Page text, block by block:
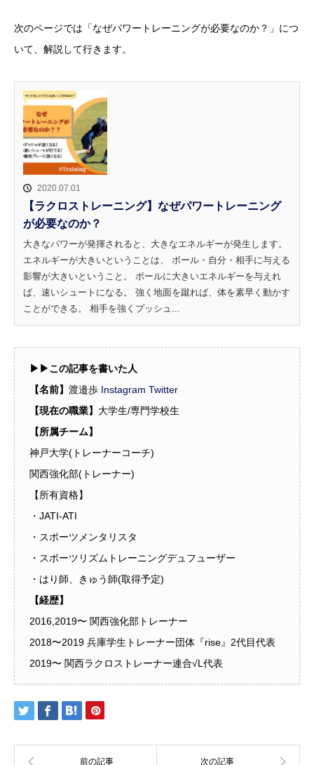
次のページでは「なぜパワートレーニングが必要なのか？」につ
いて、解説して行きます。
2020.07.01
【ラクロストレーニング】なぜパワートレーニング
が必要なのか？
大きなパワーが発揮されると、大きなエネルギーが発生します。
エネルギーが大きいということは、 ボール・自分・相手に与える
影響が大きいということ。 ボールに大きいエネルギーを与えれ
ば、速いシュートになる。 強く地面を蹴れば、体を素早く動かす
ことができる。 相手を強くプッシュ...
▶︎▶︎この記事を書いた人
【名前】 渡邉歩 Instagram Twitter
【現在の職業】 大学生/専門学校生
【所属チーム】
神戸大学(トレーナーコーチ)
関西強化部(トレーナー)
【所有資格】
・JATI-ATI
・スポーツメンタリスタ
・スポーツリズムトレーニングデュフューザー
・はり師、きゅう師(取得予定)
【経歴】
2016,2019〜 関西強化部トレーナー
2018〜2019 兵庫学生トレーナー団体『rise』2代目代表
2019〜 関西ラクロストレーナー連合√L代表